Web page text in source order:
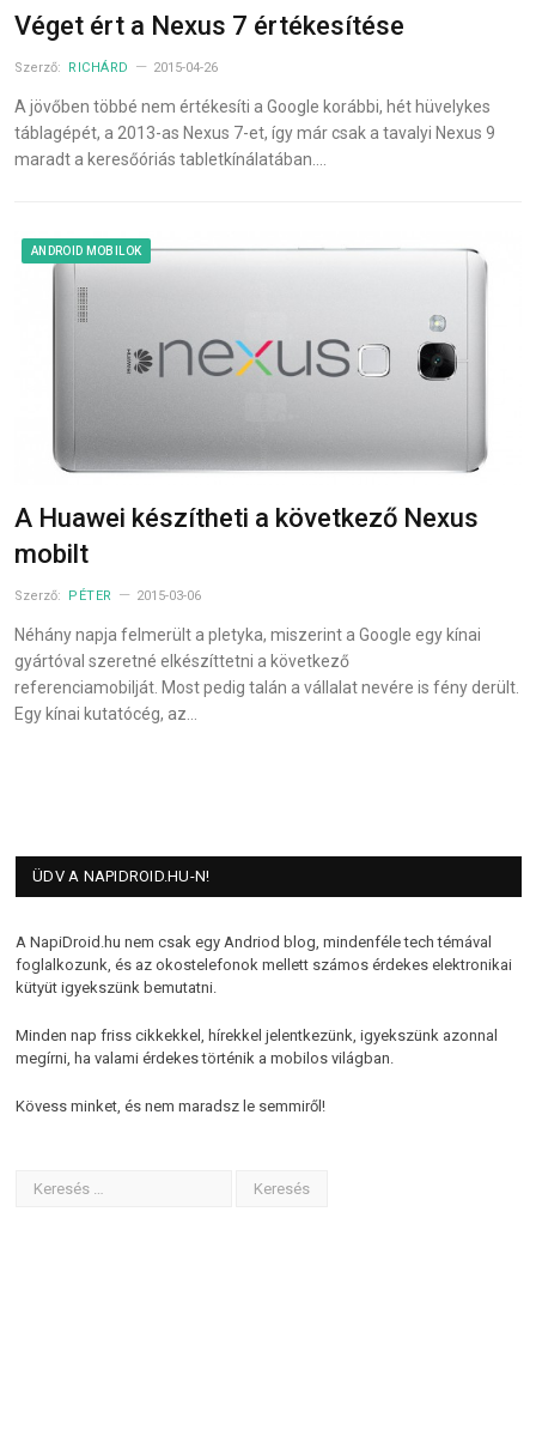
Véget ért a Nexus 7 értékesítése
Szerző: RICHÁRD 2015-04-26
A jövőben többé nem értékesíti a Google korábbi, hét hüvelykes
táblagépét, a 2013-as Nexus 7-et, így már csak a tavalyi Nexus 9
maradt a keresőóriás tabletkínálatában.…
ANDROID MOBILOK
A Huawei készítheti a következő Nexus
mobilt
Szerző: PÉTER 2015-03-06
Néhány napja felmerült a pletyka, miszerint a Google egy kínai
gyártóval szeretné elkészíttetni a következő
referenciamobilját. Most pedig talán a vállalat nevére is fény derült.
Egy kínai kutatócég, az…
ÜDV A NAPIDROID.HU-N!
A NapiDroid.hu nem csak egy Andriod blog, mindenféle tech témával
foglalkozunk, és az okostelefonok mellett számos érdekes elektronikai
kütyüt igyekszünk bemutatni.
Minden nap friss cikkekkel, hírekkel jelentkezünk, igyekszünk azonnal
megírni, ha valami érdekes történik a mobilos világban.
Kövess minket, és nem maradsz le semmiről!